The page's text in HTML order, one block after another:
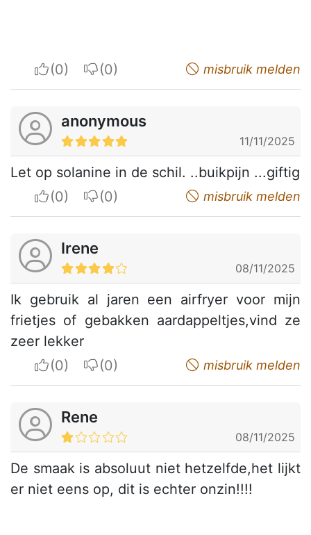
I apreciateI do not appreciatemisbruik melden
anonymous
11/11/2025
Let op solanine in de schil. ..buikpijn ...giftig
I apreciateI do not appreciatemisbruik melden
Irene
08/11/2025
Ik gebruik al jaren een airfryer voor mijn
frietjes of gebakken aardappeltjes,vind ze
zeer lekker
I apreciateI do not appreciatemisbruik melden
Rene
08/11/2025
De smaak is absoluut niet hetzelfde,het lijkt
er niet eens op, dit is echter onzin!!!!